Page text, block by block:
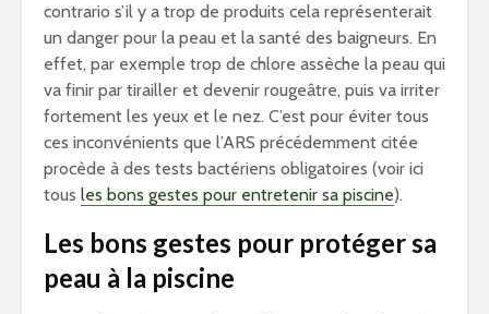
contrario s’il y a trop de produits cela représenterait
un danger pour la peau et la santé des baigneurs. En
effet, par exemple trop de chlore assèche la peau qui
va finir par tirailler et devenir rougeâtre, puis va irriter
fortement les yeux et le nez. C’est pour éviter tous
ces inconvénients que l’ARS précédemment citée
procède à des tests bactériens obligatoires (voir ici
tous les bons gestes pour entretenir sa piscine).
Les bons gestes pour protéger sa
peau à la piscine